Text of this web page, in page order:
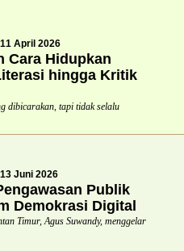
11 April 2026
Cara Hidupkan
hingga Kritik
dibicarakan, tapi tidak selalu
13 Juni 2026
Publik
Demokrasi Digital
Timur, Agus Suwandy, menggelar